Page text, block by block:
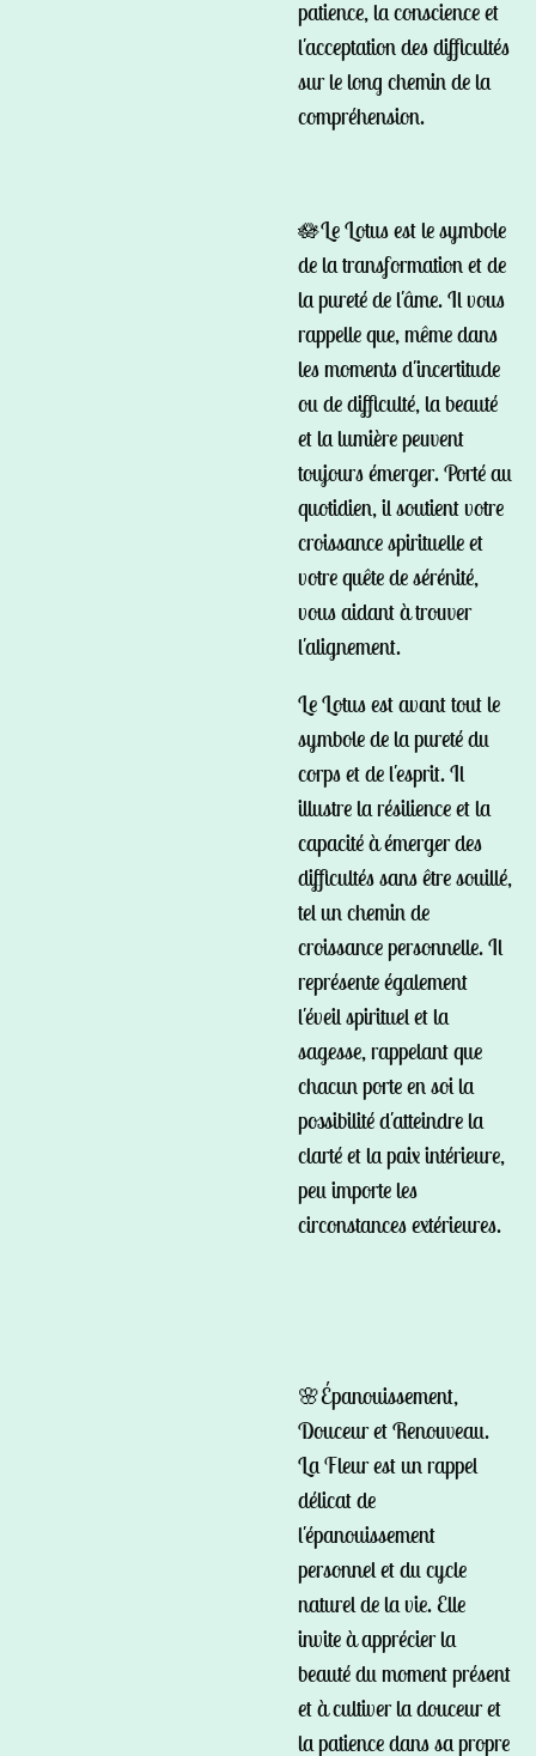
patience, la conscience et
l'acceptation des difficultés
sur le long chemin de la
compréhension.
🪷Le Lotus est le symbole
de la transformation et de
la pureté de l'âme. Il vous
rappelle que, même dans
les moments d'incertitude
ou de difficulté, la beauté
et la lumière peuvent
toujours émerger. Porté au
quotidien, il soutient votre
croissance spirituelle et
votre quête de sérénité,
vous aidant à trouver
l'alignement.
Le Lotus est avant tout le
symbole de la pureté du
corps et de l'esprit. Il
illustre la résilience et la
capacité à émerger des
difficultés sans être souillé,
tel un chemin de
croissance personnelle. Il
représente également
l'éveil spirituel et la
sagesse, rappelant que
chacun porte en soi la
possibilité d'atteindre la
clarté et la paix intérieure,
peu importe les
circonstances extérieures.
🌸Épanouissement,
Douceur etRenouveau.
La Fleur est un rappel
délicat de
l'épanouissement
personnel et du cycle
naturel de la vie. Elle
invite à apprécier la
beauté du moment présent
et à cultiver la douceur et
la patience dans sa propre